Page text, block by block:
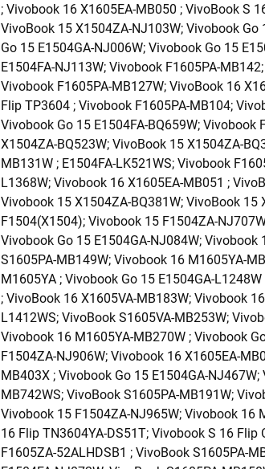
; Vivobook 16 X1605EA-MB050 ; VivoBook S
VivoBook 15 X1504ZA-NJ103W; Vivobook Go
Go 15 E1504GA-NJ006W; Vivobook Go 15
E1504FA-NJ113W; Vivobook F1605PA-
Vivobook F1605PA-MB127W; VivoBook 16
Flip TP3604 ; Vivobook F1605PA-MB104;
Vivobook Go 15 E1504FA-BQ659W; Vivobook
X1504ZA-BQ523W; VivoBook 15 X1504ZA-
MB131W ; E1504FA-LK521WS; Vivobook
L1368W; Vivobook 16 X1605EA-MB051 ;
Vivobook 15 X1504ZA-BQ381W; VivoBook 15
F1504(X1504); Vivobook 15 F1504ZA-
Vivobook Go 15 E1504GA-NJ084W; Vivobook
S1605PA-MB149W; Vivobook 16 M1605YA-
M1605YA ; Vivobook Go 15 E1504GA-
; VivoBook 16 X1605VA-MB183W; Vivobook
L1412WS; VivoBook S1605VA-MB253W;
Vivobook 16 M1605YA-MB270W ; Vivobook
F1504ZA-NJ906W; Vivobook 16 X1605EA-
MB403X ; Vivobook Go 15 E1504GA-
MB742WS; VivoBook S1605PA-MB191W;
Vivobook 15 F1504ZA-NJ965W; Vivobook 16
16 Flip TN3604YA-DS51T; Vivobook S 16 Flip
F1605ZA-52ALHDSB1 ; VivoBook S1605PA-